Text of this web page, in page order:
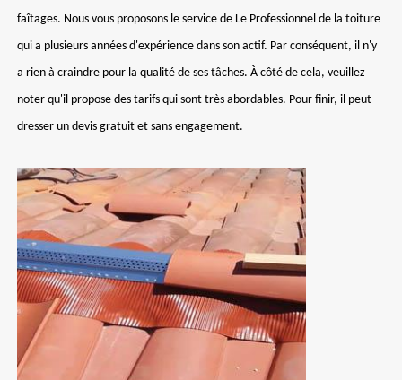
faîtages. Nous vous proposons le service de Le Professionnel de la toiture
qui a plusieurs années d'expérience dans son actif. Par conséquent, il n'y
a rien à craindre pour la qualité de ses tâches. À côté de cela, veuillez
noter qu'il propose des tarifs qui sont très abordables. Pour finir, il peut
dresser un devis gratuit et sans engagement.